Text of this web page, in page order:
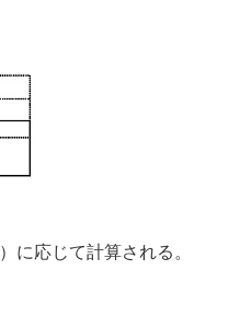
に応じて計算される。